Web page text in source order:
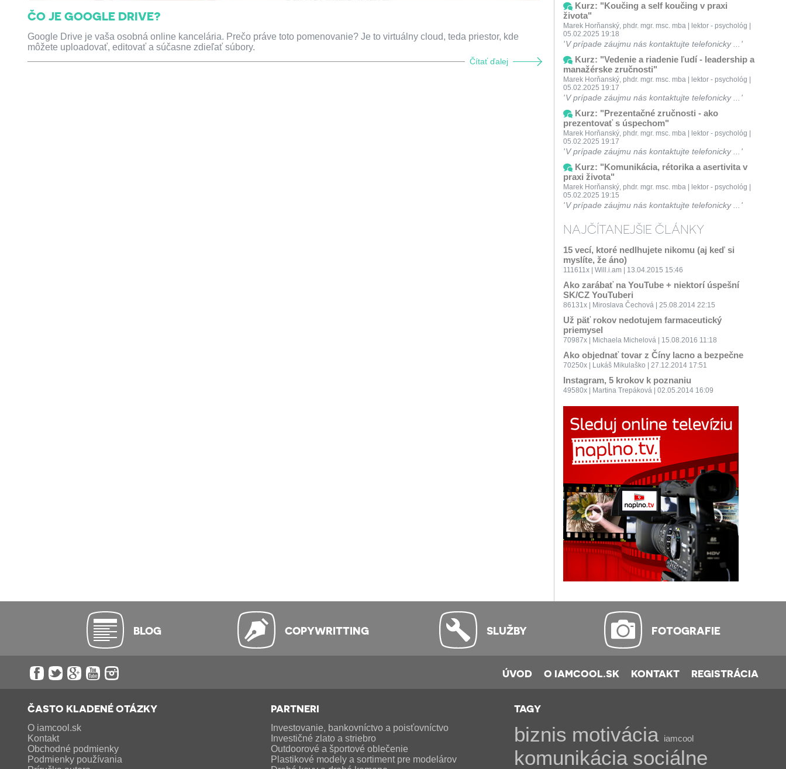
ČO JE GOOGLE DRIVE?
Google Drive je vaša osobná online kancelária. Prečo práve toto pomenovanie? Je to virtuálny cloud, teda priestor, kde
môžete uploadovať, editovať a súčasne zdieľať súbory.
Čítať ďalej
Kurz: "Koučing a self koučing v praxi
života"
Marek Horňanský, phdr. mgr. msc. mba | lektor - psychológ |
05.02.2025 19:18
V prípade záujmu nás kontaktujte telefonicky ...
Kurz: "Vedenie a riadenie ľudí - leadership a
manažérske zručnosti"
Marek Horňanský, phdr. mgr. msc. mba | lektor - psychológ |
05.02.2025 19:17
V prípade záujmu nás kontaktujte telefonicky ...
Kurz: "Prezentačné zručnosti - ako
prezentovať s úspechom"
Marek Horňanský, phdr. mgr. msc. mba | lektor - psychológ |
05.02.2025 19:17
V prípade záujmu nás kontaktujte telefonicky ...
Kurz: "Komunikácia, rétorika a asertivita v
praxi života"
Marek Horňanský, phdr. mgr. msc. mba | lektor - psychológ |
05.02.2025 19:15
V prípade záujmu nás kontaktujte telefonicky ...
NAJČÍTANEJŠIE ČLÁNKY
15 vecí, ktoré nedlhujete nikomu (aj keď si
myslíte, že áno)
111611x | Will.i.am | 13.04.2015 15:46
Ako zarábať na YouTube + niektorí úspešní
SK/CZ YouTuberi
86131x | Miroslava Čechová | 25.08.2014 22:15
Už päť rokov nedotujem farmaceutický
priemysel
70987x | Michaela Michelová | 15.08.2016 11:18
Ako objednať tovar z Číny lacno a bezpečne
70250x | Lukáš Mikulaško | 27.12.2014 17:51
Instagram, 5 krokov k poznaniu
49580x | Martina Trepáková | 02.05.2014 16:09
BLOG COPYWRITTING SLUŽBY FOTOGRAFIE
ÚVOD O IAMCOOL.SK KONTAKT REGISTRÁCIA
ČASTO KLADENÉ OTÁZKY
O iamcool.sk
Kontakt
Obchodné podmienky
Podmienky používania
PARTNERI
Investovanie, bankovníctvo a poisťovníctvo
Investičné zlato a striebro
Outdoorové a športové oblečenie
Plastikové modely a sortiment pre modelárov
TAGY
biznis motivácia iamcool
komunikácia sociálne